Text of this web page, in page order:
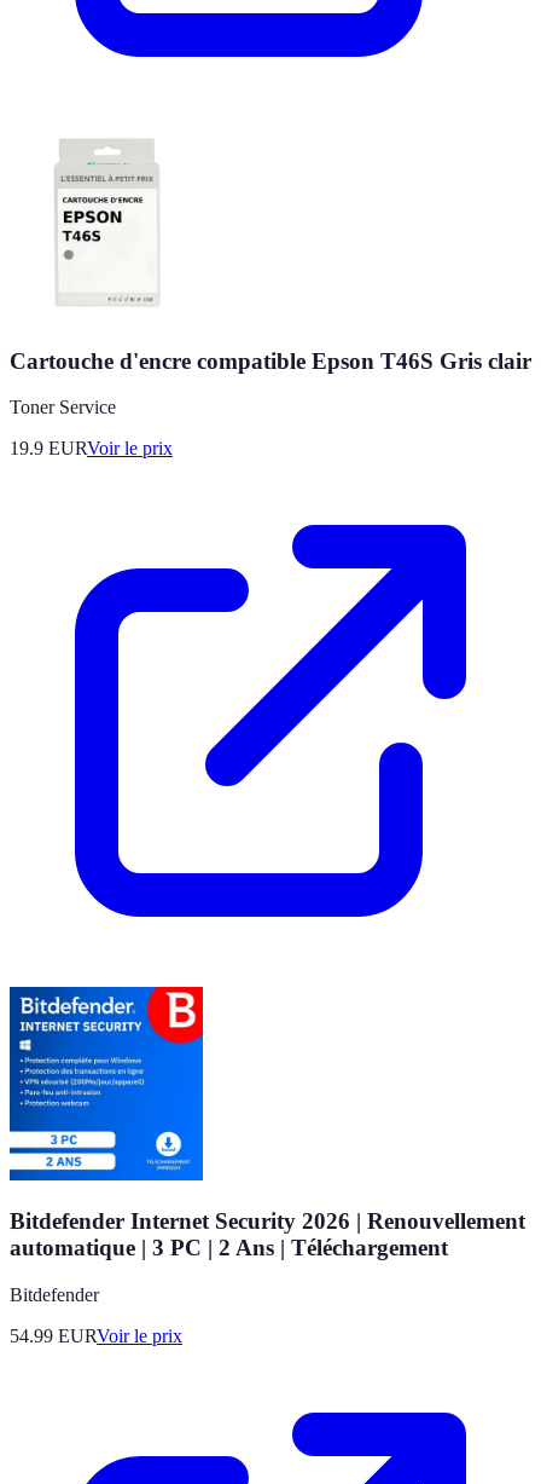
Cartouche d'encre compatible Epson T46S Gris clair
Toner Service
19.9 EURVoir le prix
Bitdefender Internet Security 2026 | Renouvellement
automatique | 3 PC | 2 Ans | Téléchargement
Bitdefender
54.99 EURVoir le prix